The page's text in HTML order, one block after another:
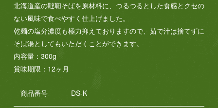
北海道産の韃靼そばを原材料に、つるつるとした食感とクセの
ない風味で食べやすく仕上げました。
乾麺の塩分濃度も極力抑えておりますので、茹で汁は捨てずに
そば湯としてもいただくことができます。
内容量：300g
賞味期限：12ヶ月
商品番号 DS-K